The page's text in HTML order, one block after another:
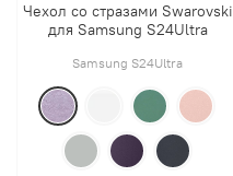
Чехол со стразами Swarovski
для Samsung S24Ultra
Samsung S24Ultra